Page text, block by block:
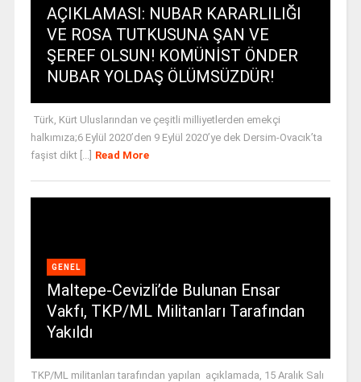
AÇIKLAMASI: NUBAR KARARLILIĞI
VE ROSA TUTKUSUNA ŞAN VE
ŞEREF OLSUN! KOMÜNİST ÖNDER
NUBAR YOLDAŞ ÖLÜMSÜZDÜR!
Türk, Kürt Uluslarından ve çeşitli milliyetlerden emekçi
halkımıza;6 Eylül 2020’den 9 Eylül 2020’ye dek Dersim-Ovacık’ta
faşist dikt [...]
Read More
GENEL
Maltepe-Cevizli’de Bulunan Ensar
Vakfı, TKP/ML Militanları Tarafından
Yakıldı
TKP/ML militanları tarafından yapılan açıklamada, 15 Aralık Salı